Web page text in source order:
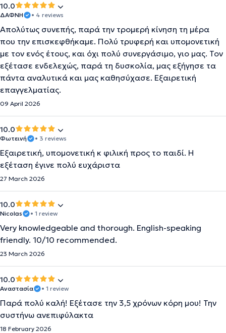
10.0
ΔΑΦΝΗ • 4 reviews
Απολύτως συνεπής, παρά την τρομερή κίνηση τη μέρα
που την επισκεφθήκαμε. Πολύ τρυφερή και υπομονετική
με τον ενός έτους, και όχι πολύ συνεργάσιμο, γιο μας. Τον
εξέτασε ενδελεχώς, παρά τη δυσκολία, μας εξήγησε τα
πάντα αναλυτικά και μας καθησύχασε. Εξαιρετική
επαγγελματίας.
09 April 2026
10.0
Φωτεινή • 3 reviews
Εξαιρετική, υπομονετική κ φιλική προς το παιδί. Η
εξέταση έγινε πολύ ευχάριστα
27 March 2026
10.0
Nicolas • 1 review
Very knowledgeable and thorough. English-speaking
friendly. 10/10 recommended.
23 March 2026
10.0
Αναστασία • 1 review
Παρά πολύ καλή! Εξέτασε την 3,5 χρόνων κόρη μου! Την
συστήνω ανεπιφύλακτα
18 February 2026